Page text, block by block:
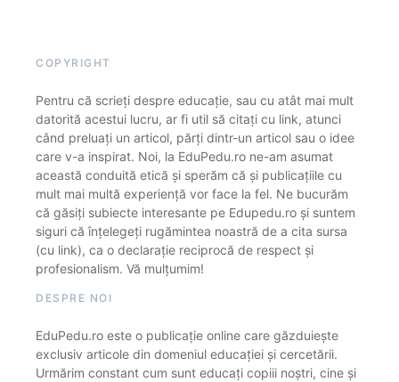
COPYRIGHT
Pentru că scrieți despre educație, sau cu atât mai mult
datorită acestui lucru, ar fi util să citați cu link, atunci
când preluați un articol, părți dintr-un articol sau o idee
care v-a inspirat. Noi, la EduPedu.ro ne-am asumat
această conduită etică și sperăm că și publicațiile cu
mult mai multă experiență vor face la fel. Ne bucurăm
că găsiți subiecte interesante pe Edupedu.ro și suntem
siguri că înțelegeți rugămintea noastră de a cita sursa
(cu link), ca o declarație reciprocă de respect și
profesionalism. Vă mulțumim!
DESPRE NOI
EduPedu.ro este o publicație online care găzduiește
exclusiv articole din domeniul educației și cercetării.
Urmărim constant cum sunt educați copiii noștri, cine și